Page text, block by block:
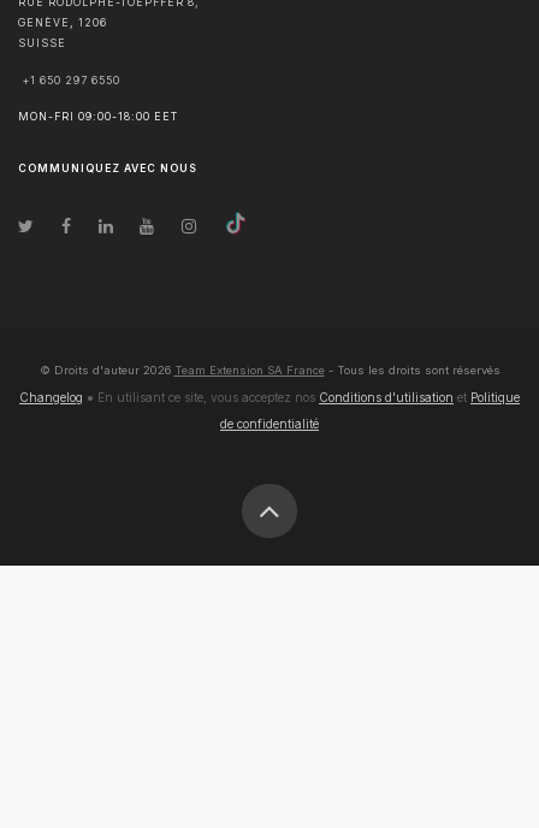
RUE RODOLPHE-TOEPFFER 8,
GENÈVE , 1206
SUISSE
+1 650 297 6550
MON-FRI 09:00-18:00 EET
COMMUNIQUEZ AVEC NOUS
© Droits d'auteur 2026 Team Extension SA France- Tous les droits sont réservés
Changelog ● En utilisant ce site, vous acceptez nos Conditions d'utilisation et Politique
de confidentialité